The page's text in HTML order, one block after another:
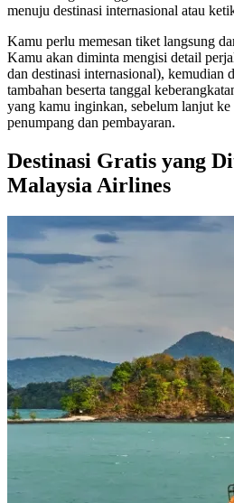
menuju destinasi internasional atau
Kamu perlu memesan tiket langsung
Kamu akan diminta mengisi detail
dan destinasi internasional), kemudian
tambahan beserta tanggal
yang kamu inginkan, sebelum lanjut ke
penumpang dan pembayaran.
Destinasi Gratis yang
Malaysia Airlines